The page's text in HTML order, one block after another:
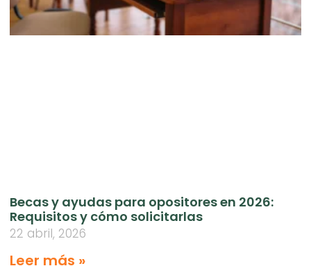
Becas y ayudas para opositores en 2026:
Requisitos y cómo solicitarlas
22 abril, 2026
Leer más »